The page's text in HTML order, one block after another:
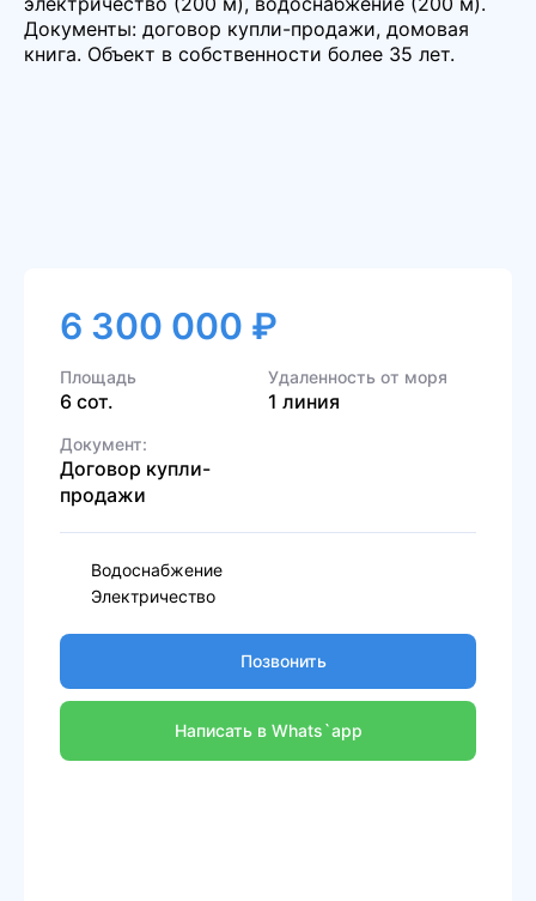
Документы: договор купли-продажи, домовая
книга. Объект в собственности более 35 лет.
6 300 000 ₽
Площадь
6 сот.
Удаленность от моря
1 линия
Документ:
Договор купли-
продажи
Водоснабжение
Электричество
Позвонить
Написать в Whats`app